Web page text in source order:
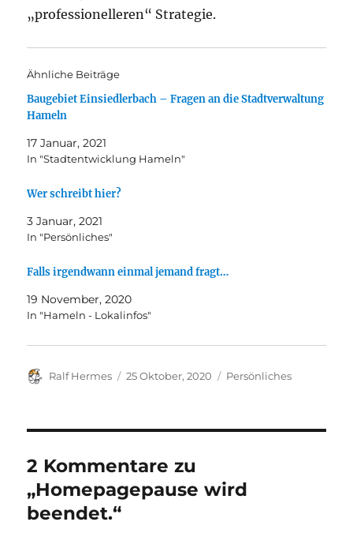
„professionelleren“ Strategie.
Ähnliche Beiträge
Baugebiet Einsiedlerbach – Fragen an die Stadtverwaltung
Hameln
17 Januar, 2021
In "Stadtentwicklung Hameln"
Wer schreibt hier?
3 Januar, 2021
In "Persönliches"
Falls irgendwann einmal jemand fragt…
19 November, 2020
In "Hameln - Lokalinfos"
Autor
Ralf Hermes
Veröffentlicht
25 Oktober, 2020 Kategorien
Persönliches
2 Kommentare zu
„Homepagepause wird
beendet.“